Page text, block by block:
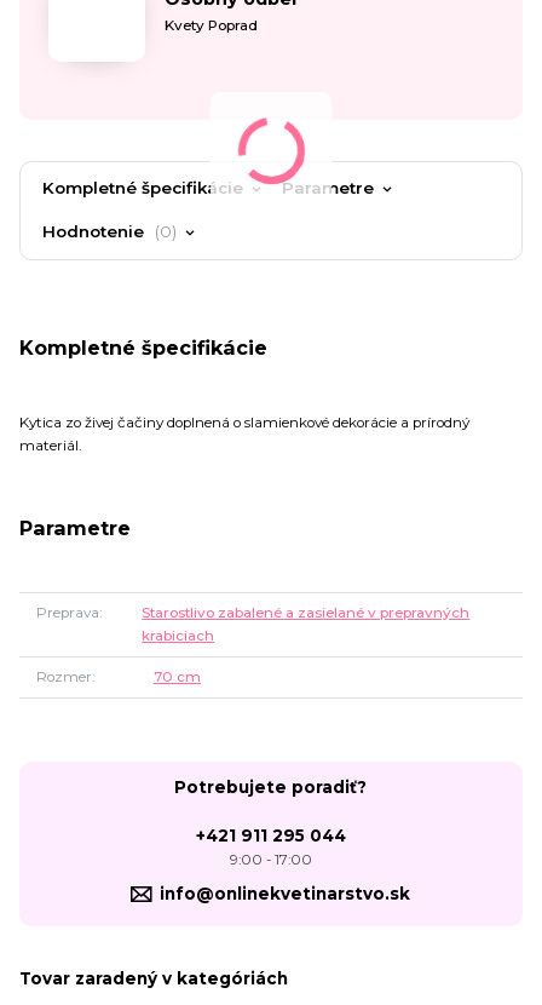
Kvety Poprad
Kompletné špecifikácie Parametre
Hodnotenie 0
Kompletné špecifikácie
Kytica zo živej čačiny doplnená o slamienkové dekorácie a prírodný
materiál.
Parametre
Preprava
Starostlivo zabalené a zasielané v prepravných
krabiciach
Rozmer 70 cm
Potrebujete poradiť?
+421 911 295 044
9:00 - 17:00
info@onlinekvetinarstvo.sk
Tovar zaradený v kategóriách